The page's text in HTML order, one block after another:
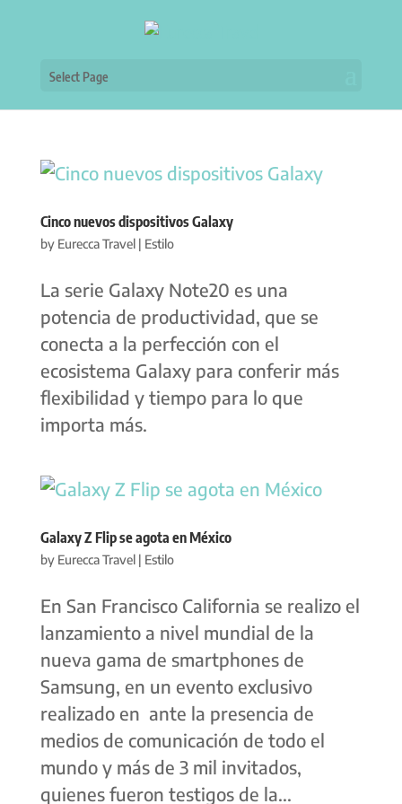
Select Page
Cinco nuevos dispositivos Galaxy
by Eurecca Travel| Estilo
La serie Galaxy Note20 es una
potencia de productividad, que se
conecta a la perfección con el
ecosistema Galaxy para conferir más
flexibilidad y tiempo para lo que
importa más.
Galaxy Z Flip se agota en México
by Eurecca Travel| Estilo
En San Francisco California se realizo el
lanzamiento a nivel mundial de la
nueva gama de smartphones de
Samsung, en un evento exclusivo
realizado en ante la presencia de
medios de comunicación de todo el
mundo y más de 3 mil invitados,
quienes fueron testigos de la...